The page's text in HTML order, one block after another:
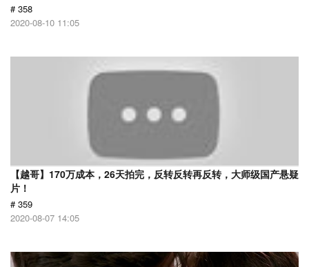
# 358
2020-08-10 11:05
【越哥】170万成本，26天拍完，反转反转再反转，大师级国产悬疑
片！
# 359
2020-08-07 14:05